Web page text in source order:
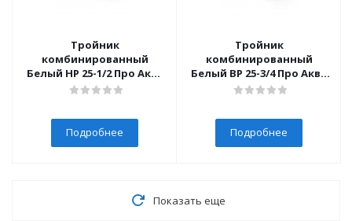
Тройник
комбинированный
Белый НР 25-1/2 Про Аква
(10/100)
Подробнее
Тройник
комбинированный
Белый ВР 25-3/4 Про Аква
(10/80)
Подробнее
Показать еще